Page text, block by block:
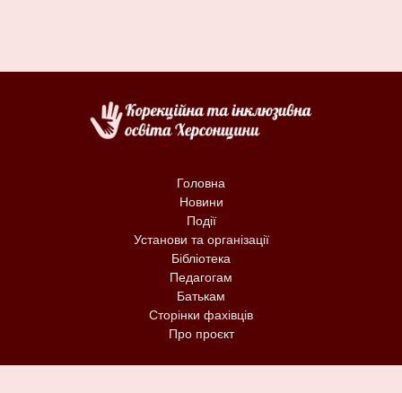
Головна
Новини
Події
Установи та організації
Бібліотека
Педагогам
Батькам
Сторінки фахівців
Про проєкт